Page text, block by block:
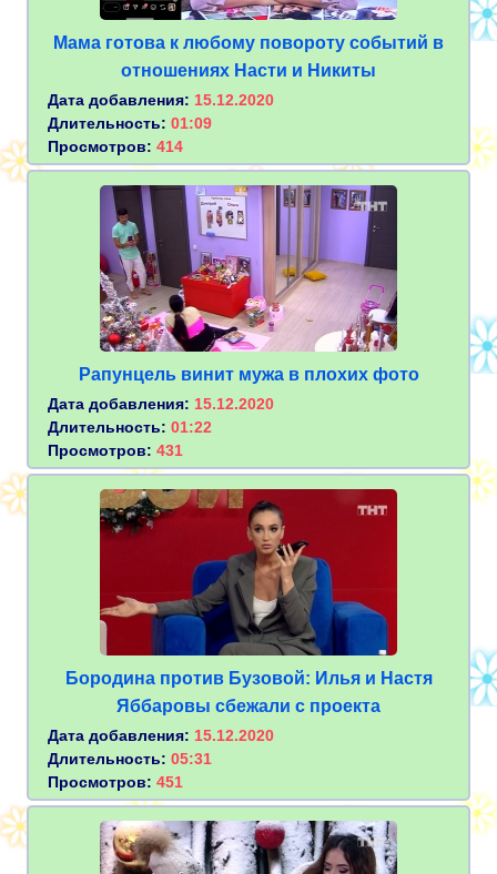
Мама готова к любому повороту событий в
отношениях Насти и Никиты
Дата добавления: 15.12.2020
Длительность: 01:09
Просмотров: 414
Рапунцель винит мужа в плохих фото
Дата добавления: 15.12.2020
Длительность: 01:22
Просмотров: 431
Бородина против Бузовой: Илья и Настя
Яббаровы сбежали с проекта
Дата добавления: 15.12.2020
Длительность: 05:31
Просмотров: 451